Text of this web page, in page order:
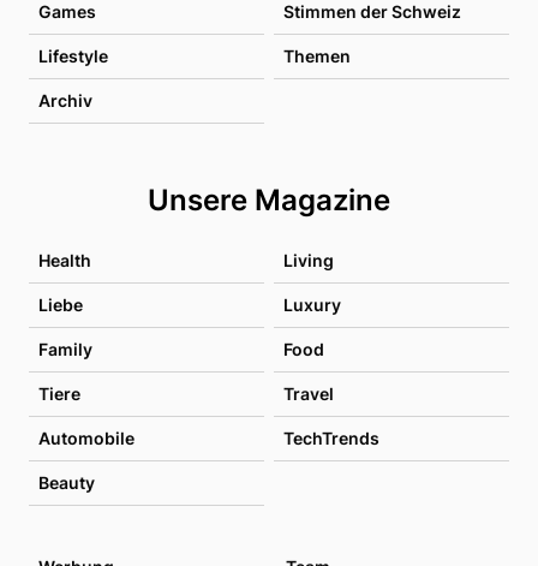
Games Stimmen der Schweiz
Lifestyle Themen
Archiv
Unsere Magazine
Health Living
Liebe Luxury
Family Food
Tiere Travel
Automobile TechTrends
Beauty